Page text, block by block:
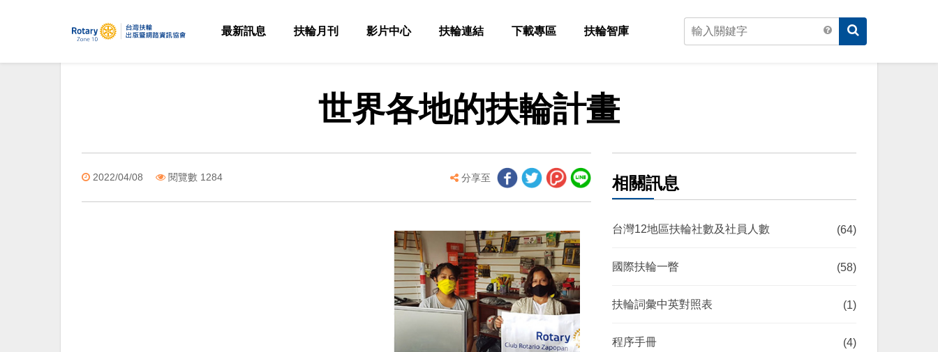
最新訊息 扶輪月刊 影片中心 扶輪連結 下載專區 扶輪智庫
世界各地的扶輪計畫
2022/04/08 閱覽數 1284 分享至 相關訊息
台灣12地區扶輪社數及社員人數 (64)
國際扶輪一瞥 (58)
扶輪詞彙中英對照表 (1)
程序手冊 (4)